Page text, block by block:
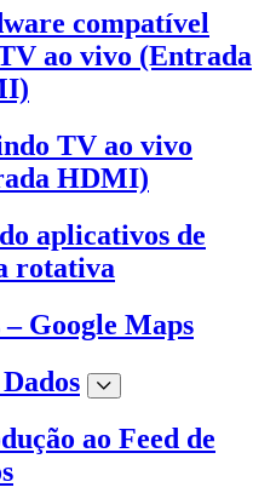
compatível
ao vivo (Entrada
TV ao vivo
HDMI)
aplicativos de
rotativa
– Google Maps
ao Feed de